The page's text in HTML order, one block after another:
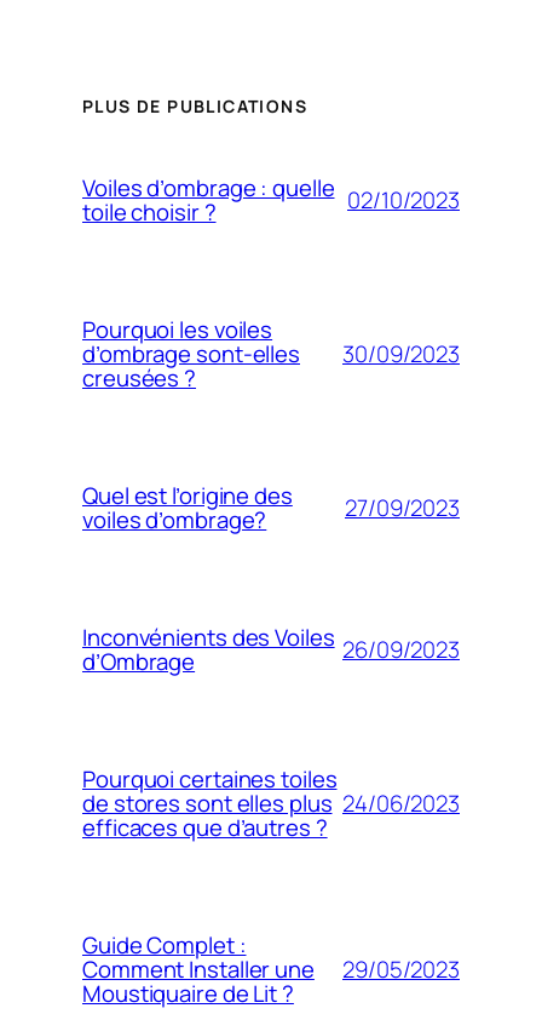
PLUS DE PUBLICATIONS
Voiles d’ombrage : quelle
toile choisir ? 02/10/2023
Pourquoi les voiles
d’ombrage sont-elles
creusées ?
30/09/2023
Quel est l’origine des
voiles d’ombrage? 27/09/2023
Inconvénients des Voiles
d’Ombrage 26/09/2023
Pourquoi certaines toiles
de stores sont elles plus
efficaces que d’autres ?
24/06/2023
Guide Complet :
Comment Installer une
Moustiquaire de Lit ?
29/05/2023